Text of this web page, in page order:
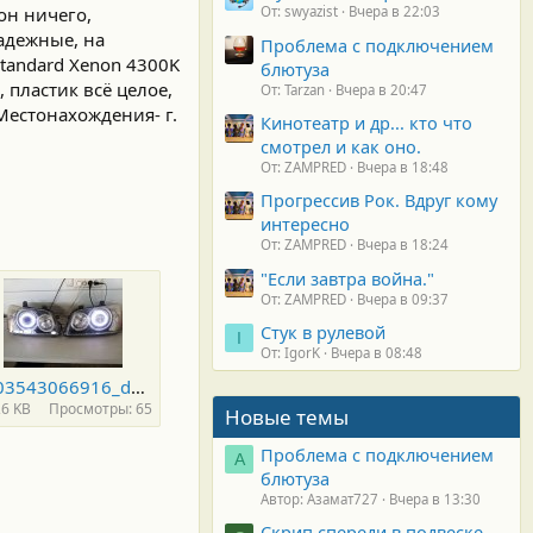
ничего,
на
Xenon 4300K
всё целое,
г.
1503543066916_default.jpg
KB Просмотры: 65
От: swyazist Вчера в 22:03
Проблема с подключением
блютуза
От: Tarzan Вчера в 20:47
Кинотеатр и др... кто что
смотрел и как оно.
От: ZAMPRED Вчера в 18:48
Прогрессив Рок. Вдруг кому
интересно
От: ZAMPRED Вчера в 18:24
"Если завтра война."
От: ZAMPRED Вчера в 09:37
I Стук в рулевой
От: IgorK Вчера в 08:48
Новые темы
А
Проблема с подключением
блютуза
Автор: Азамат727 Вчера в 13:30